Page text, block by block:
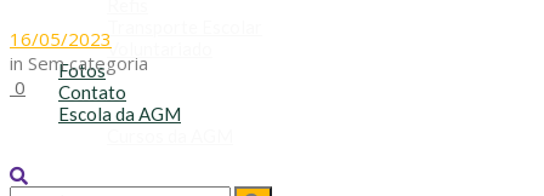
Voluntariado
Fotos
Contato
Escola da AGM
16/05/2023
in Sem categoria
0